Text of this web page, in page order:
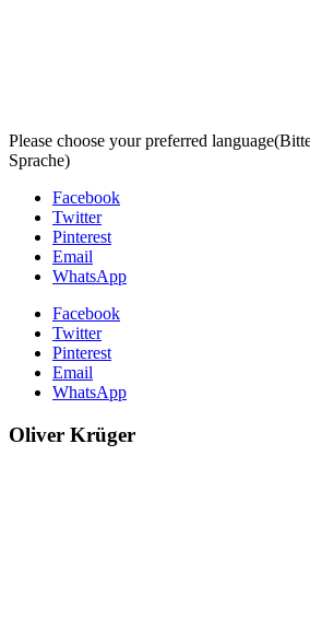
Please choose your preferred language
Sprache)
Facebook
Twitter
Pinterest
Email
WhatsApp
Facebook
Twitter
Pinterest
Email
WhatsApp
Oliver Krüger